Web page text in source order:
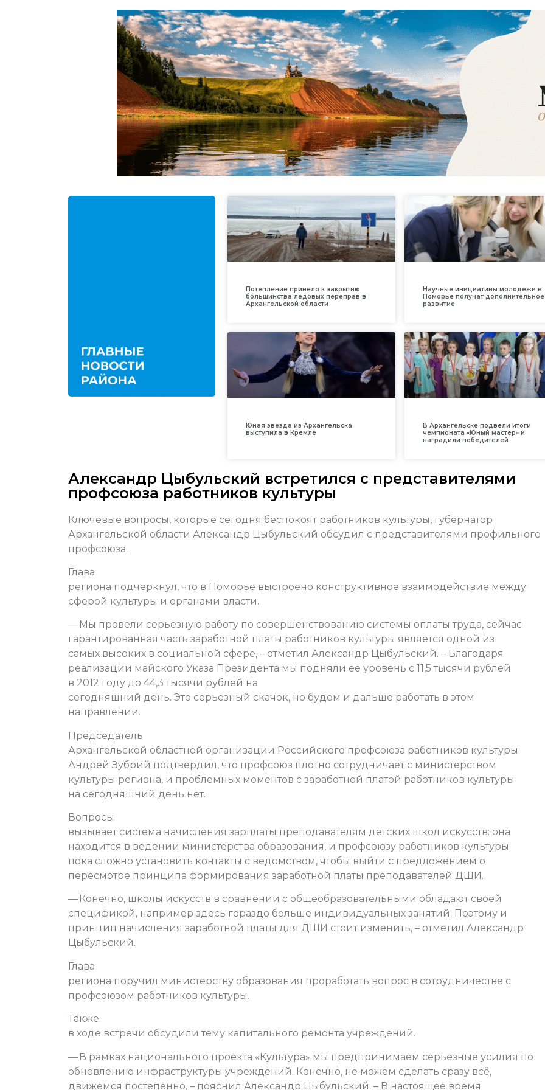
Потепление привело к закрытию
большинства ледовых переправ в
Архангельской области
Научные инициативы молодежи в
Поморье получат дополнительное
развитие
Юная звезда из Архангельска
выступила в Кремле
В Архангельске подвели итоги
чемпионата «Юный мастер» и
наградили победителей
Александр Цыбульский встретился с представителями
профсоюза работников культуры
Ключевые вопросы, которые сегодня беспокоят работников культуры, губернатор
Архангельской области Александр Цыбульский обсудил с представителями профильного
профсоюза.
Глава
региона подчеркнул, что в Поморье выстроено конструктивное взаимодействие между
сферой культуры и органами власти.
— Мы провели серьезную работу по совершенствованию системы оплаты труда, сейчас
гарантированная часть заработной платы работников культуры является одной из
самых высоких в социальной сфере, – отметил Александр Цыбульский. – Благодаря
реализации майского Указа Президента мы подняли ее уровень с 11,5 тысячи рублей
в 2012 году до 44,3 тысячи рублей на
сегодняшний день. Это серьезный скачок, но будем и дальше работать в этом
направлении.
Председатель
Архангельской областной организации Российского профсоюза работников культуры
Андрей Зубрий подтвердил, что профсоюз плотно сотрудничает с министерством
культуры региона, и проблемных моментов с заработной платой работников культуры
на сегодняшний день нет.
Вопросы
вызывает система начисления зарплаты преподавателям детских школ искусств: она
находится в ведении министерства образования, и профсоюзу работников культуры
пока сложно установить контакты с ведомством, чтобы выйти с предложением о
пересмотре принципа формирования заработной платы преподавателей ДШИ.
— Конечно, школы искусств в сравнении с общеобразовательными обладают своей
спецификой, например здесь гораздо больше индивидуальных занятий. Поэтому и
принцип начисления заработной платы для ДШИ стоит изменить, – отметил Александр
Цыбульский.
Глава
региона поручил министерству образования проработать вопрос в сотрудничестве с
профсоюзом работников культуры.
Также
в ходе встречи обсудили тему капитального ремонта учреждений.
— В рамках национального проекта «Культура» мы предпринимаем серьезные усилия по
обновлению инфраструктуры учреждений. Конечно, не можем сделать сразу всё,
движемся постепенно, – пояснил Александр Цыбульский. – В настоящее время